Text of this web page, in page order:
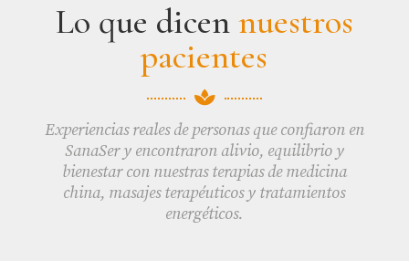
Lo que dicennuestros
pacientes

Experiencias reales de personas que confiaron en
SanaSer y encontraron alivio, equilibrio y
bienestar con nuestras terapias de medicina
china, masajes terapéuticos y tratamientos
energéticos.